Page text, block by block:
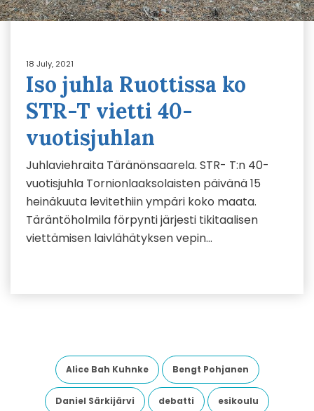
18 July, 2021
Iso juhla Ruottissa ko
STR-T vietti 40-
vuotisjuhlan
Juhlaviehraita Täränönsaarela. STR- T:n 40-
vuotisjuhla Tornionlaaksolaisten päivänä 15
heinäkuuta levitethiin ympäri koko maata.
Täräntöholmila förpynti järjesti tikitaalisen
viettämisen laivlähätyksen vepin…
Alice Bah Kuhnke Bengt Pohjanen
Daniel Särkijärvi debatti esikoulu